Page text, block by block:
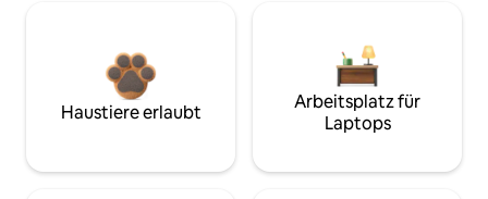
Haustiere erlaubt
Arbeitsplatz für
Laptops